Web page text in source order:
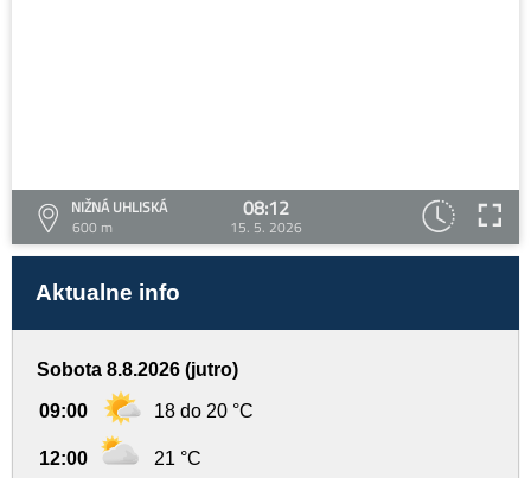
NIŽNÁ UHLISKÁ
600 m
08:12
15. 5. 2026
Aktualne info
Sobota 8.8.2026 (jutro)
09:00 18 do 20 °C
12:00 21 °C